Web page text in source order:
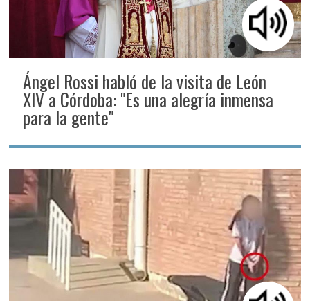
Ángel Rossi habló de la visita de León
XIV a Córdoba: "Es una alegría inmensa
para la gente"